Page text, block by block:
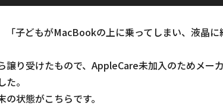
「子どもがMacBookの上に乗ってしまい、液晶
譲り受けたもので、AppleCare未加入のためメー
。
状態がこちらです。